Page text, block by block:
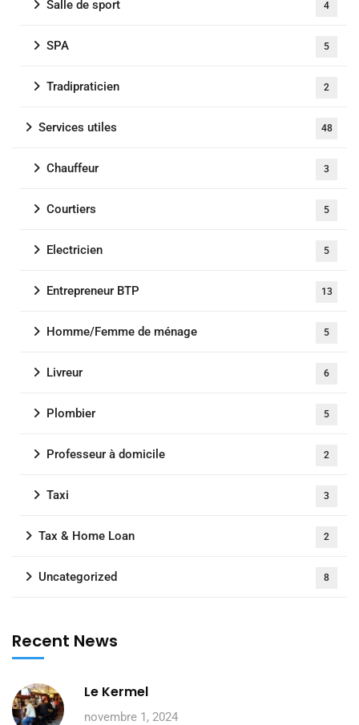
Salle de sport 4
SPA 5
Tradipraticien 2
Services utiles 48
Chauffeur 3
Courtiers 5
Electricien 5
Entrepreneur BTP 13
Homme/Femme de ménage 5
Livreur 6
Plombier 5
Professeur à domicile 2
Taxi 3
Tax & Home Loan 2
Uncategorized 8
Recent News
Le Kermel
novembre 1, 2024